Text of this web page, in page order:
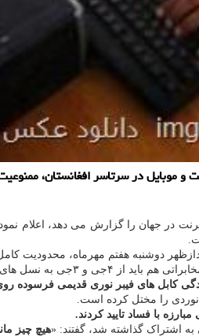
و موبایل در سرتاسر افغانستان،
دهد، اعلام نمود که در ۳۰ سپتامبر اختلالات
دوشنبه هفتم مهرماه،
پایه کاهش پیدا کند.
کابل های فیبر نوری قدیمی فرسوده
را مختل کرده است.
با فساد تایید کردند.
اشتراک گذاشته شد، گفتند: «هیچ چیز